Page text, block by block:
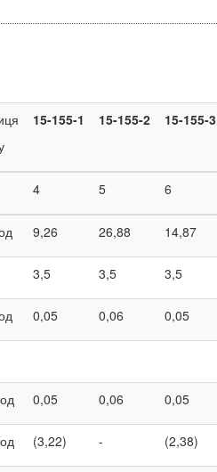
15-155-1 15-155-2 15-155-3
4 5 6
9,26 26,88 14,87
3,5 3,5 3,5
0,05 0,06 0,05
0,05 0,06 0,05
(3,22) - (2,38)